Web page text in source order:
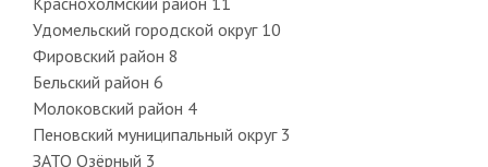
Удомельский городской округ 10
Фировский район 8
Бельский район 6
Молоковский район 4
Пеновский муниципальный округ 3
ЗАТО Озёрный 3